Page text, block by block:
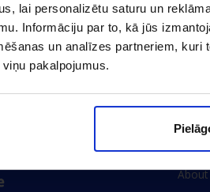
lai personalizētu saturu un
Informāciju par to, kā jūs
un analīzes partneriem,
pakalpojumus.